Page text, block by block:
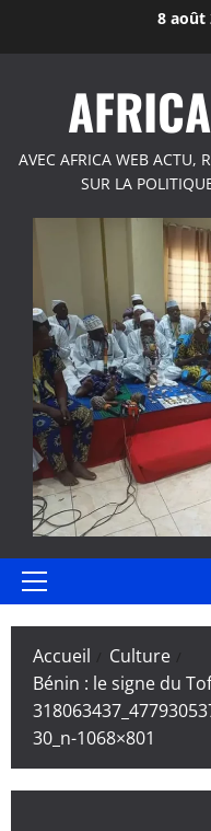
8 août
AVEC AFRICA WEB ACTU,
SUR LA
Menu
Accueil
Culture
Bénin : le signe du
30_n-1068×801